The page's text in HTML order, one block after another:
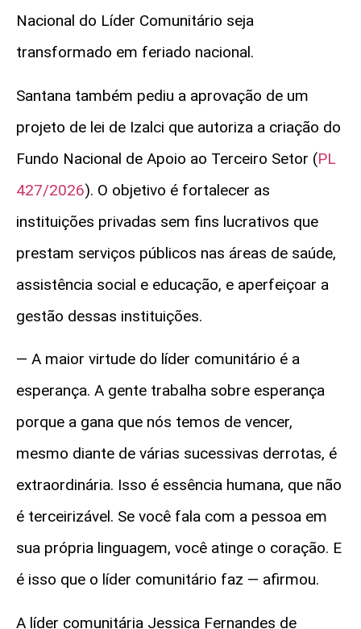
Nacional do Líder Comunitário seja
transformado em feriado nacional.
Santana também pediu a aprovação de um
projeto de lei de Izalci que autoriza a criação do
Fundo Nacional de Apoio ao Terceiro Setor (PL
427/2026). O objetivo é fortalecer as
instituições privadas sem fins lucrativos que
prestam serviços públicos nas áreas de saúde,
assistência social e educação, e aperfeiçoar a
gestão dessas instituições.
— A maior virtude do líder comunitário é a
esperança. A gente trabalha sobre esperança
porque a gana que nós temos de vencer,
mesmo diante de várias sucessivas derrotas, é
extraordinária. Isso é essência humana, que não
é terceirizável. Se você fala com a pessoa em
sua própria linguagem, você atinge o coração. E
é isso que o líder comunitário faz — afirmou.
A líder comunitária Jessica Fernandes de